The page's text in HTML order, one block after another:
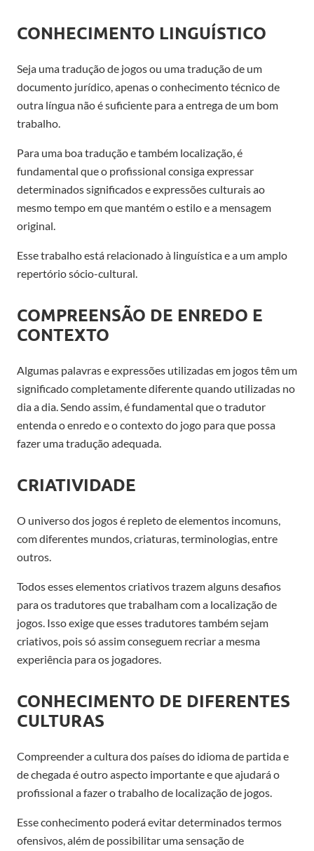
CONHECIMENTO LINGUÍSTICO
Seja uma tradução de jogos ou uma tradução de um
documento jurídico, apenas o conhecimento técnico de
outra língua não é suficiente para a entrega de um bom
trabalho.
Para uma boa tradução e também localização, é
fundamental que o profissional consiga expressar
determinados significados e expressões culturais ao
mesmo tempo em que mantém o estilo e a mensagem
original.
Esse trabalho está relacionado à linguística e a um amplo
repertório sócio-cultural.
COMPREENSÃO DE ENREDO E
CONTEXTO
Algumas palavras e expressões utilizadas em jogos têm um
significado completamente diferente quando utilizadas no
dia a dia. Sendo assim, é fundamental que o tradutor
entenda o enredo e o contexto do jogo para que possa
fazer uma tradução adequada.
CRIATIVIDADE
O universo dos jogos é repleto de elementos incomuns,
com diferentes mundos, criaturas, terminologias, entre
outros.
Todos esses elementos criativos trazem alguns desafios
para os tradutores que trabalham com a localização de
jogos. Isso exige que esses tradutores também sejam
criativos, pois só assim conseguem recriar a mesma
experiência para os jogadores.
CONHECIMENTO DE DIFERENTES
CULTURAS
Compreender a cultura dos países do idioma de partida e
de chegada é outro aspecto importante e que ajudará o
profissional a fazer o trabalho de localização de jogos.
Esse conhecimento poderá evitar determinados termos
ofensivos, além de possibilitar uma sensação de